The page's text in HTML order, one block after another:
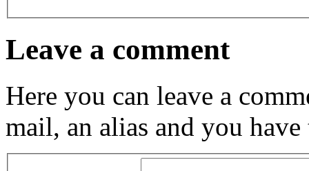
Leave a comment
Here you can leave a
mail, an alias and you have